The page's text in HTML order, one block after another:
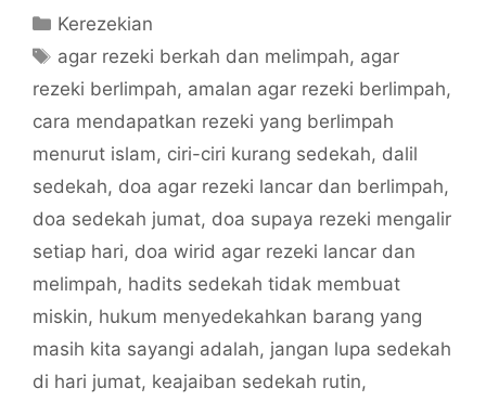
Categories
Kerezekian
Tags
agar rezeki berkah dan melimpah, agar
rezeki berlimpah, amalan agar rezeki berlimpah,
cara mendapatkan rezeki yang berlimpah
menurut islam, ciri-ciri kurang sedekah, dalil
sedekah, doa agar rezeki lancar dan berlimpah,
doa sedekah jumat, doa supaya rezeki mengalir
setiap hari, doa wirid agar rezeki lancar dan
melimpah, hadits sedekah tidak membuat
miskin, hukum menyedekahkan barang yang
masih kita sayangi adalah, jangan lupa sedekah
di hari jumat, keajaiban sedekah rutin,